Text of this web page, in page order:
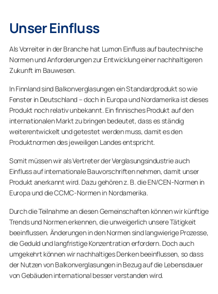
Unser Einfluss
Als Vorreiter in der Branche hat Lumon Einfluss auf bautechnische
Normen und Anforderungen zur Entwicklung einer nachhaltigeren
Zukunft im Bauwesen.
In Finnland sind Balkonverglasungen ein Standardprodukt so wie
Fenster in Deutschland – doch in Europa und Nordamerika ist dieses
Produkt noch relativ unbekannt. Ein finnisches Produkt auf den
internationalen Markt zu bringen bedeutet, dass es ständig
weiterentwickelt und getestet werden muss, damit es den
Produktnormen des jeweiligen Landes entspricht.
Somit müssen wir als Vertreter der Verglasungsindustrie auch
Einfluss auf internationale Bauvorschriften nehmen, damit unser
Produkt anerkannt wird. Dazu gehören z. B. die EN/CEN-Normen in
Europa und die CCMC-Normen in Nordamerika.
Durch die Teilnahme an diesen Gemeinschaften können wir künftige
Trends und Normen erkennen, die unweigerlich unsere Tätigkeit
beeinflussen. Änderungen in den Normen sind langwierige Prozesse,
die Geduld und langfristige Konzentration erfordern. Doch auch
umgekehrt können wir nachhaltiges Denken beeinflussen, so dass
der Nutzen von Balkonverglasungen in Bezug auf die Lebensdauer
von Gebäuden international besser verstanden wird.